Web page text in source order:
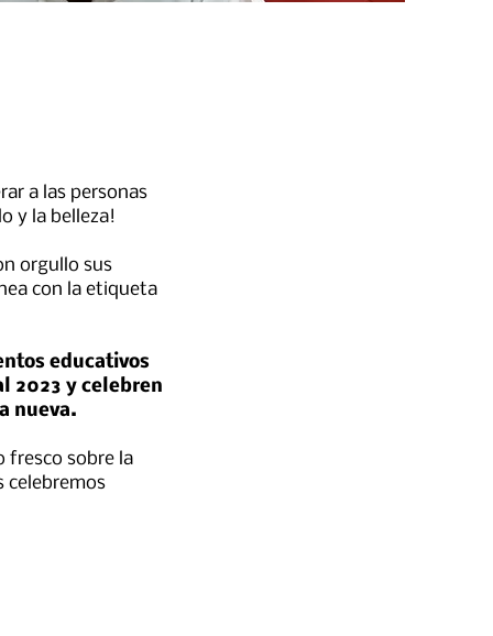
a las personas
y la belleza!
orgullo sus
con la etiqueta
educativos
2023 y celebren
nueva.
fresco sobre la
celebremos